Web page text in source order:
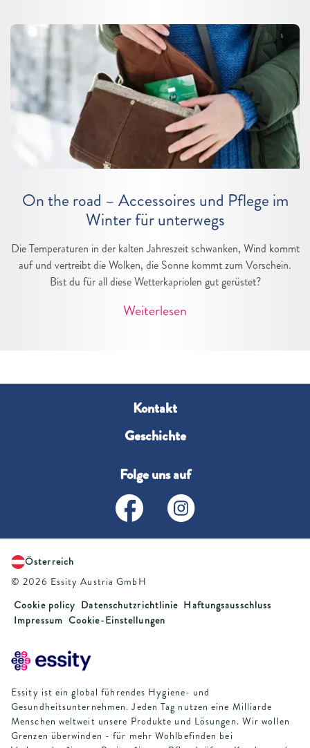
On the road – Accessoires und Pflege im
Winter für unterwegs
Die Temperaturen in der kalten Jahreszeit schwanken, Wind kommt
auf und vertreibt die Wolken, die Sonne kommt zum Vorschein.
Bist du für all diese Wetterkapriolen gut gerüstet?
Weiterlesen
Kontakt
Geschichte
Folge uns auf
Österreich
© 2026 Essity Austria GmbH
Cookie policy Datenschutzrichtlinie Haftungsausschluss
Impressum Cookie-Einstellungen
Essity ist ein global führendes Hygiene- und
Gesundheitsunternehmen. Jeden Tag nutzen eine Milliarde
Menschen weltweit unsere Produkte und Lösungen. Wir wollen
Grenzen überwinden - für mehr Wohlbefinden bei